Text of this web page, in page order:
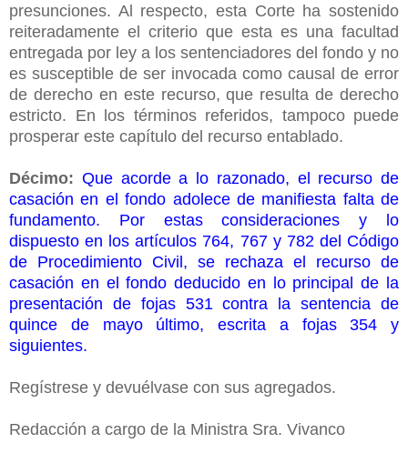
presunciones. Al respecto, esta Corte ha sostenido
reiteradamente el criterio que esta es una facultad
entregada por ley a los sentenciadores del fondo y no
es susceptible de ser invocada como causal de error
de derecho en este recurso, que resulta de derecho
estricto. En los términos referidos, tampoco puede
prosperar este capítulo del recurso entablado.
Décimo: Que acorde a lo razonado, el recurso de
casación en el fondo adolece de manifiesta falta de
fundamento. Por estas consideraciones y lo
dispuesto en los artículos 764, 767 y 782 del Código
de Procedimiento Civil, se rechaza el recurso de
casación en el fondo deducido en lo principal de la
presentación de fojas 531 contra la sentencia de
quince de mayo último, escrita a fojas 354 y
siguientes.
Regístrese y devuélvase con sus agregados.
Redacción a cargo de la Ministra Sra. Vivanco